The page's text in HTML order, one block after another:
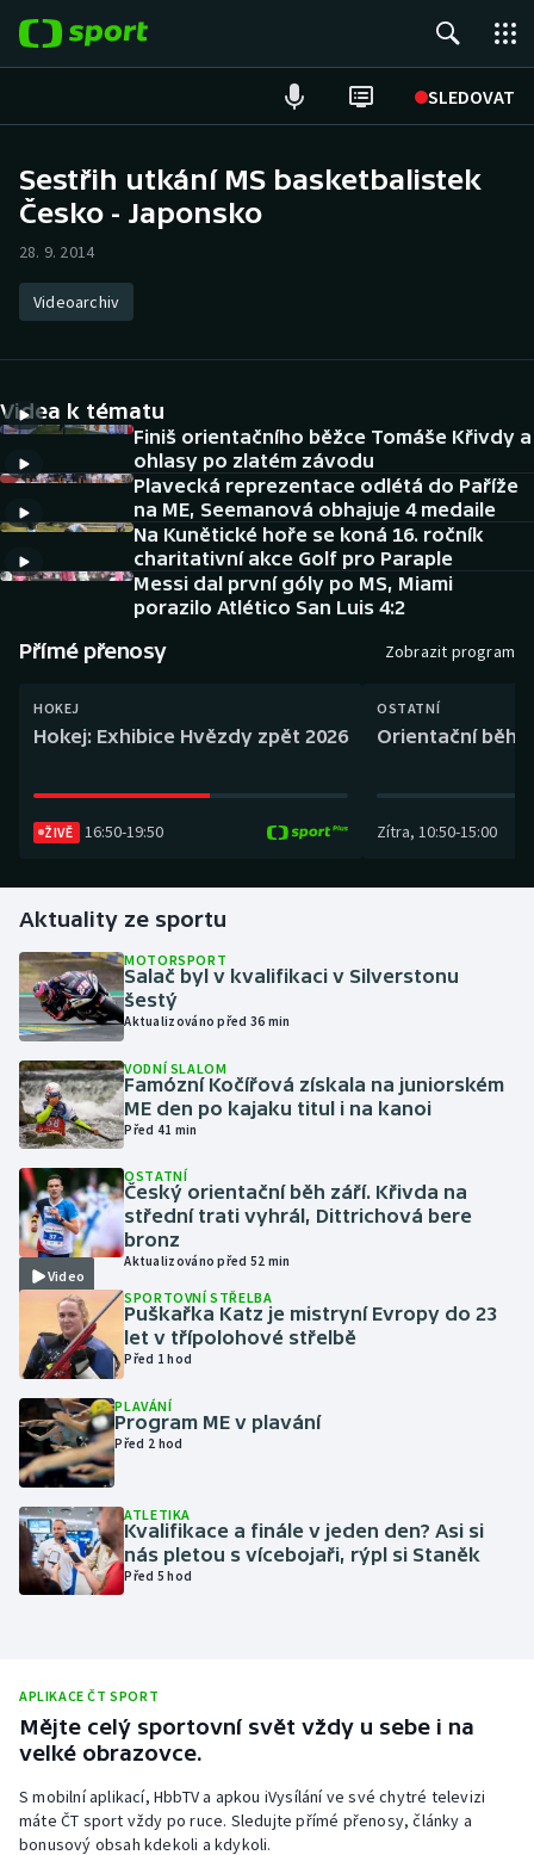
SLEDOVAT
Hokej
Atletika
DALŠÍ SPORTY
Americký fotbal
Baseball a softbal
Biatlon
Boby a skeleton
Curling
Dostihy
Florbal
Futsal
Golf
Gymnastika
Házená
Jezdectví
Judo
Krasobruslení
Lezení
Lyže a snowboard
Moderní pětiboj
Motorsport
Parasport
Plavání
Plážový volejbal
NEPŘEHLÉDNĚTE
Historické návraty
Aplikace ČT sport
AZ kvíz
Sestřih utkání MS basketbalistek
Česko - Japonsko
28. 9. 2014
Videoarchiv
Videa k tématu
Finiš orientačního běžce Tomáše Křivdy a
ohlasy po zlatém závodu
Plavecká reprezentace odlétá do Paříže
na ME, Seemanová obhajuje 4 medaile
Na Kunětické hoře se koná 16. ročník
charitativní akce Golf pro Paraple
Messi dal první góly po MS, Miami
porazilo Atlético San Luis 4:2
Přímé přenosy Zobrazit program
HOKEJ
Hokej: Exhibice Hvězdy zpět 2026
ŽIVĚ 16:50-19:50
OSTATNÍ
Orientační běh:
Zítra, 10:50-15:00
Aktuality ze sportu
MOTORSPORT
Salač byl v kvalifikaci v Silverstonu
šestý
Aktualizováno před 36 min
VODNÍ SLALOM
Famózní Kočířová získala na juniorském
ME den po kajaku titul i na kanoi
Před 41 min
Video
OSTATNÍ
Český orientační běh září. Křivda na
střední trati vyhrál, Dittrichová bere
bronz
Aktualizováno před 52 min
SPORTOVNÍ STŘELBA
Puškařka Katz je mistryní Evropy do 23
let v třípolohové střelbě
Před 1 hod
PLAVÁNÍ
Program ME v plavání
Před 2 hod
ATLETIKA
Kvalifikace a finále v jeden den? Asi si
nás pletou s vícebojaři, rýpl si Staněk
Před 5 hod
APLIKACE ČT SPORT
Mějte celý sportovní svět vždy u sebe i na
velké obrazovce.
S mobilní aplikací, HbbTV a apkou iVysílání ve své chytré televizi
máte ČT sport vždy po ruce. Sledujte přímé přenosy, články a
bonusový obsah kdekoli a kdykoli.